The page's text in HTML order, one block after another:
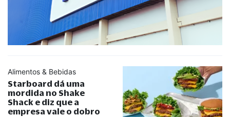
Alimentos & Bebidas
Starboard dá uma
mordida no Shake
Shack e diz que a
empresa vale o dobro